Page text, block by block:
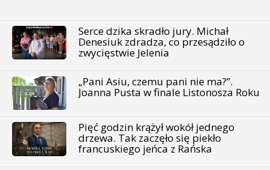
Serce dzika skradło jury. Michał
Denesiuk zdradza, co przesądziło o
zwycięstwie Jelenia
„Pani Asiu, czemu pani nie ma?”.
Joanna Pusta w finale Listonosza Roku
Pięć godzin krążył wokół jednego
drzewa. Tak zaczęło się piekło
francuskiego jeńca z Rańska